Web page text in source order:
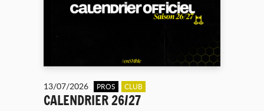
13/07/2026 PROS CLUB
CALENDRIER 26/27